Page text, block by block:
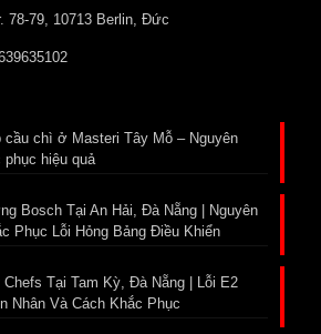
78-79, 10713 Berlin, Đức
cầu chì ở Masteri Tây Mỗ – Nguyên
hiệu quả
Bosch Tại An Hải, Đà Nẵng | Nguyên
Phục Lỗi Hỏng Bảng Điều Khiển
Tại Tam Kỳ, Đà Nẵng | Lỗi E2
Nhân Và Cách Khắc Phục